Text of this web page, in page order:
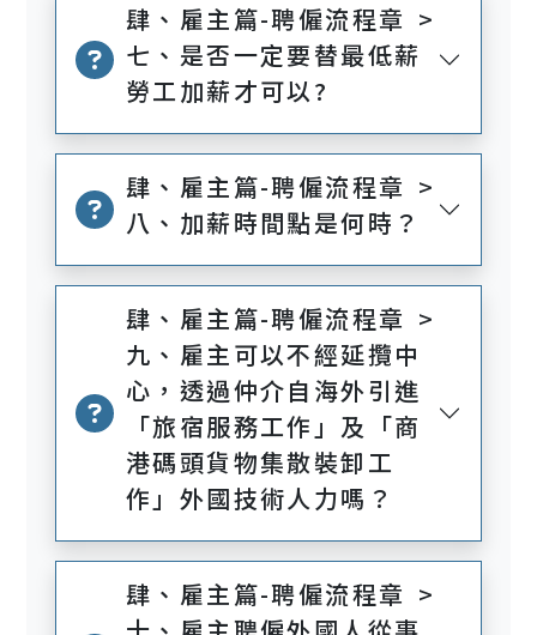
肆、雇主篇-聘僱流程章 >
七、是否一定要替最低薪
勞工加薪才可以?
肆、雇主篇-聘僱流程章 >
八、加薪時間點是何時？
肆、雇主篇-聘僱流程章 >
九、雇主可以不經延攬中
心，透過仲介自海外引進
「旅宿服務工作」及「商
港碼頭貨物集散裝卸工
作」外國技術人力嗎？
肆、雇主篇-聘僱流程章 >